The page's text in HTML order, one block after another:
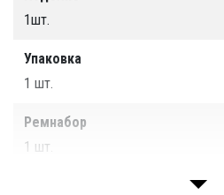
1шт.
Упаковка
1 шт.
Ремнабор
1 шт.